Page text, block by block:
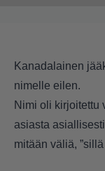
Kanadalainen
nimelle eilen.
Nimi oli kirjoitettu
asiasta
mitään väliä,